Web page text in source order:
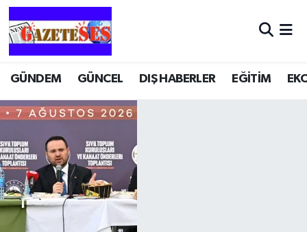
GÜNDEM GÜNCEL DIŞ HABERLER EĞİTİM